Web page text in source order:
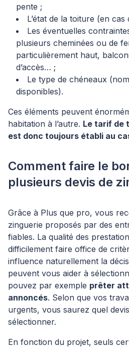
pente ;
L’état de la toiture (en
Les éventuelles
plusieurs cheminées ou de
particulièrement haut,
d’accès… ;
Le type de chéneaux
disponibles).
Ces éléments peuvent
habitation à l’autre. Le tarif de
est donc toujours établi au
Comment faire le
plusieurs devis de
Grâce à Plus que pro, vous
zinguerie proposés par des
fiables. La qualité des
difficilement faire office de
influence naturellement la
peuvent vous aider à
pouvez par exemple prêter
annoncés. Selon que vos
urgents, vous saurez quel
sélectionner.
En fonction du projet, seuls